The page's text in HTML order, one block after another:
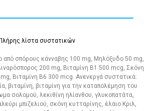
λίστα συστατικών
από σπόρους κάνναβης 100 mg, Μηλόξυδο 50 mg,
200 mg, Βιταμίνη Β1 500 mcg, Σκόνη
Βιταμίνη Β6 300 mcg. Ανενεργά συστατικά:
βιταμίνη, βιταμίνη για την καταπολέμηση του
σολομού, λεκιθίνη ηλίανθου, γλυκοπατάτα,
μπιζελιού, σκόνη κυτταρίνης, έλαιο Κριλ,